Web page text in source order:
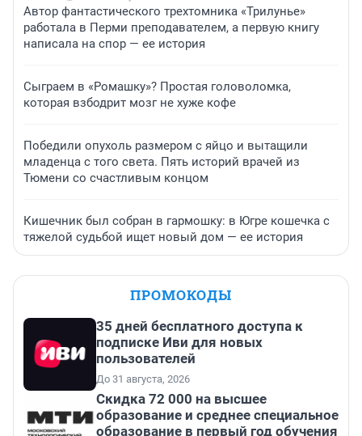
Автор фантастического трехтомника «Трилунье»
работала в Перми преподавателем, а первую книгу
написала на спор — ее история
Сыграем в «Ромашку»? Простая головоломка,
которая взбодрит мозг не хуже кофе
Победили опухоль размером с яйцо и вытащили
младенца с того света. Пять историй врачей из
Тюмени со счастливым концом
Кишечник был собран в гармошку: в Югре кошечка с
тяжелой судьбой ищет новый дом — ее история
ПРОМОКОДЫ
35 дней бесплатного доступа к
подписке Иви для новых
пользователей
До 31 августа, 2026
Скидка 72 000 на высшее
образование и среднее специальное
образование в первый год обучения